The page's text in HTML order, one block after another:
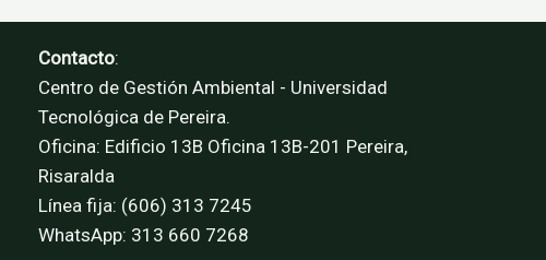
Contacto:
Centro de Gestión Ambiental - Universidad
Tecnológica de Pereira.
Oficina: Edificio 13B Oficina 13B-201 Pereira,
Risaralda
Línea fija: (606) 313 7245
WhatsApp: 313 660 7268